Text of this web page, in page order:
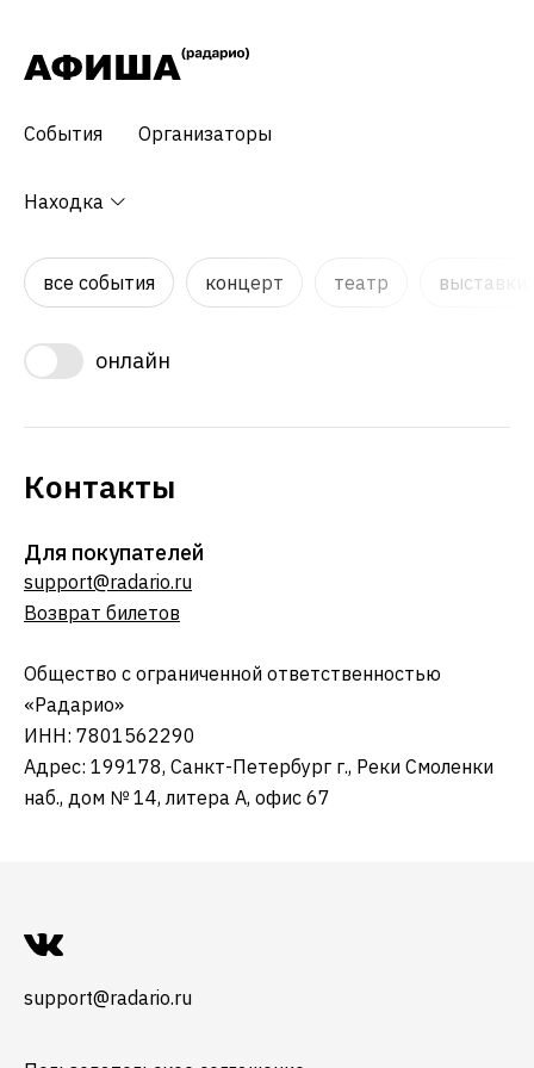
События Организаторы
Находка
все события концерт театр
онлайн
Контакты
Для покупателей
support@radario.ru
Возврат билетов
Общество с ограниченной ответственностью
«Радарио»
ИНН: 7801562290
Адрес: 199178, Санкт-Петербург г., Реки Смоленки
наб., дом № 14, литера А, офис 67
support@radario.ru